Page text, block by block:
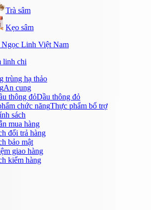
Trà sâm
Kẹo sâm
Ngọc Linh Việt Nam
linh chi
trùng hạ thảo
An cung
Dầu thông đỏ
Thực phẩm bổ trợ
sách
mua hàng
đổi trả hàng
bảo mật
giao hàng
kiểm hàng